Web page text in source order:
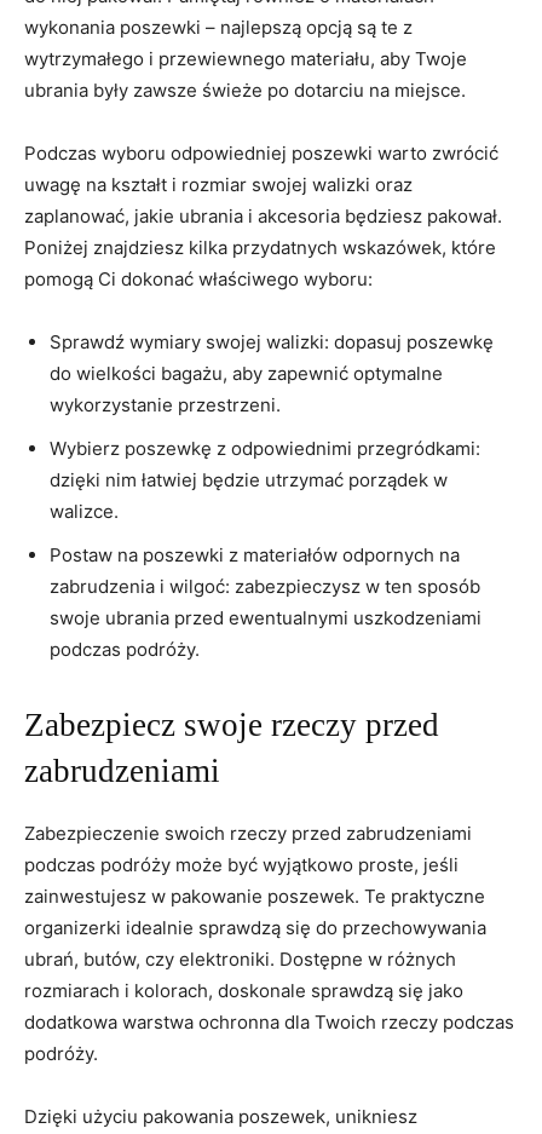
wykonania poszewki – najlepszą opcją ‍są te z
wytrzymałego i przewiewnego materiału, aby Twoje
ubrania⁢ były zawsze świeże po dotarciu na miejsce.
Podczas wyboru odpowiedniej poszewki warto zwrócić
uwagę na kształt i rozmiar swojej walizki oraz
zaplanować, jakie ubrania i akcesoria będziesz pakował.
Poniżej znajdziesz kilka przydatnych wskazówek, które
pomogą Ci dokonać właściwego ‍wyboru:
Sprawdź wymiary swojej walizki: ⁣dopasuj poszewkę
do wielkości bagażu, aby zapewnić optymalne
wykorzystanie przestrzeni.
Wybierz poszewkę‍ z odpowiednimi przegródkami:‌
dzięki nim łatwiej‍ będzie utrzymać porządek w
walizce.
Postaw na poszewki z materiałów odpornych na
zabrudzenia i wilgoć: zabezpieczysz w ten⁤ sposób
swoje ubrania przed ewentualnymi uszkodzeniami
podczas podróży.
Zabezpiecz swoje rzeczy ​przed
zabrudzeniami
Zabezpieczenie swoich rzeczy przed ⁣zabrudzeniami
podczas podróży może być⁢ wyjątkowo proste, jeśli
zainwestujesz w pakowanie poszewek. ​Te praktyczne
organizerki idealnie sprawdzą się do przechowywania‍
ubrań, butów, czy elektroniki. Dostępne w różnych
rozmiarach i kolorach, doskonale ⁣sprawdzą się ​jako
dodatkowa warstwa ochronna dla Twoich rzeczy podczas
‍podróży.
Dzięki użyciu pakowania⁣ poszewek, unikniesz